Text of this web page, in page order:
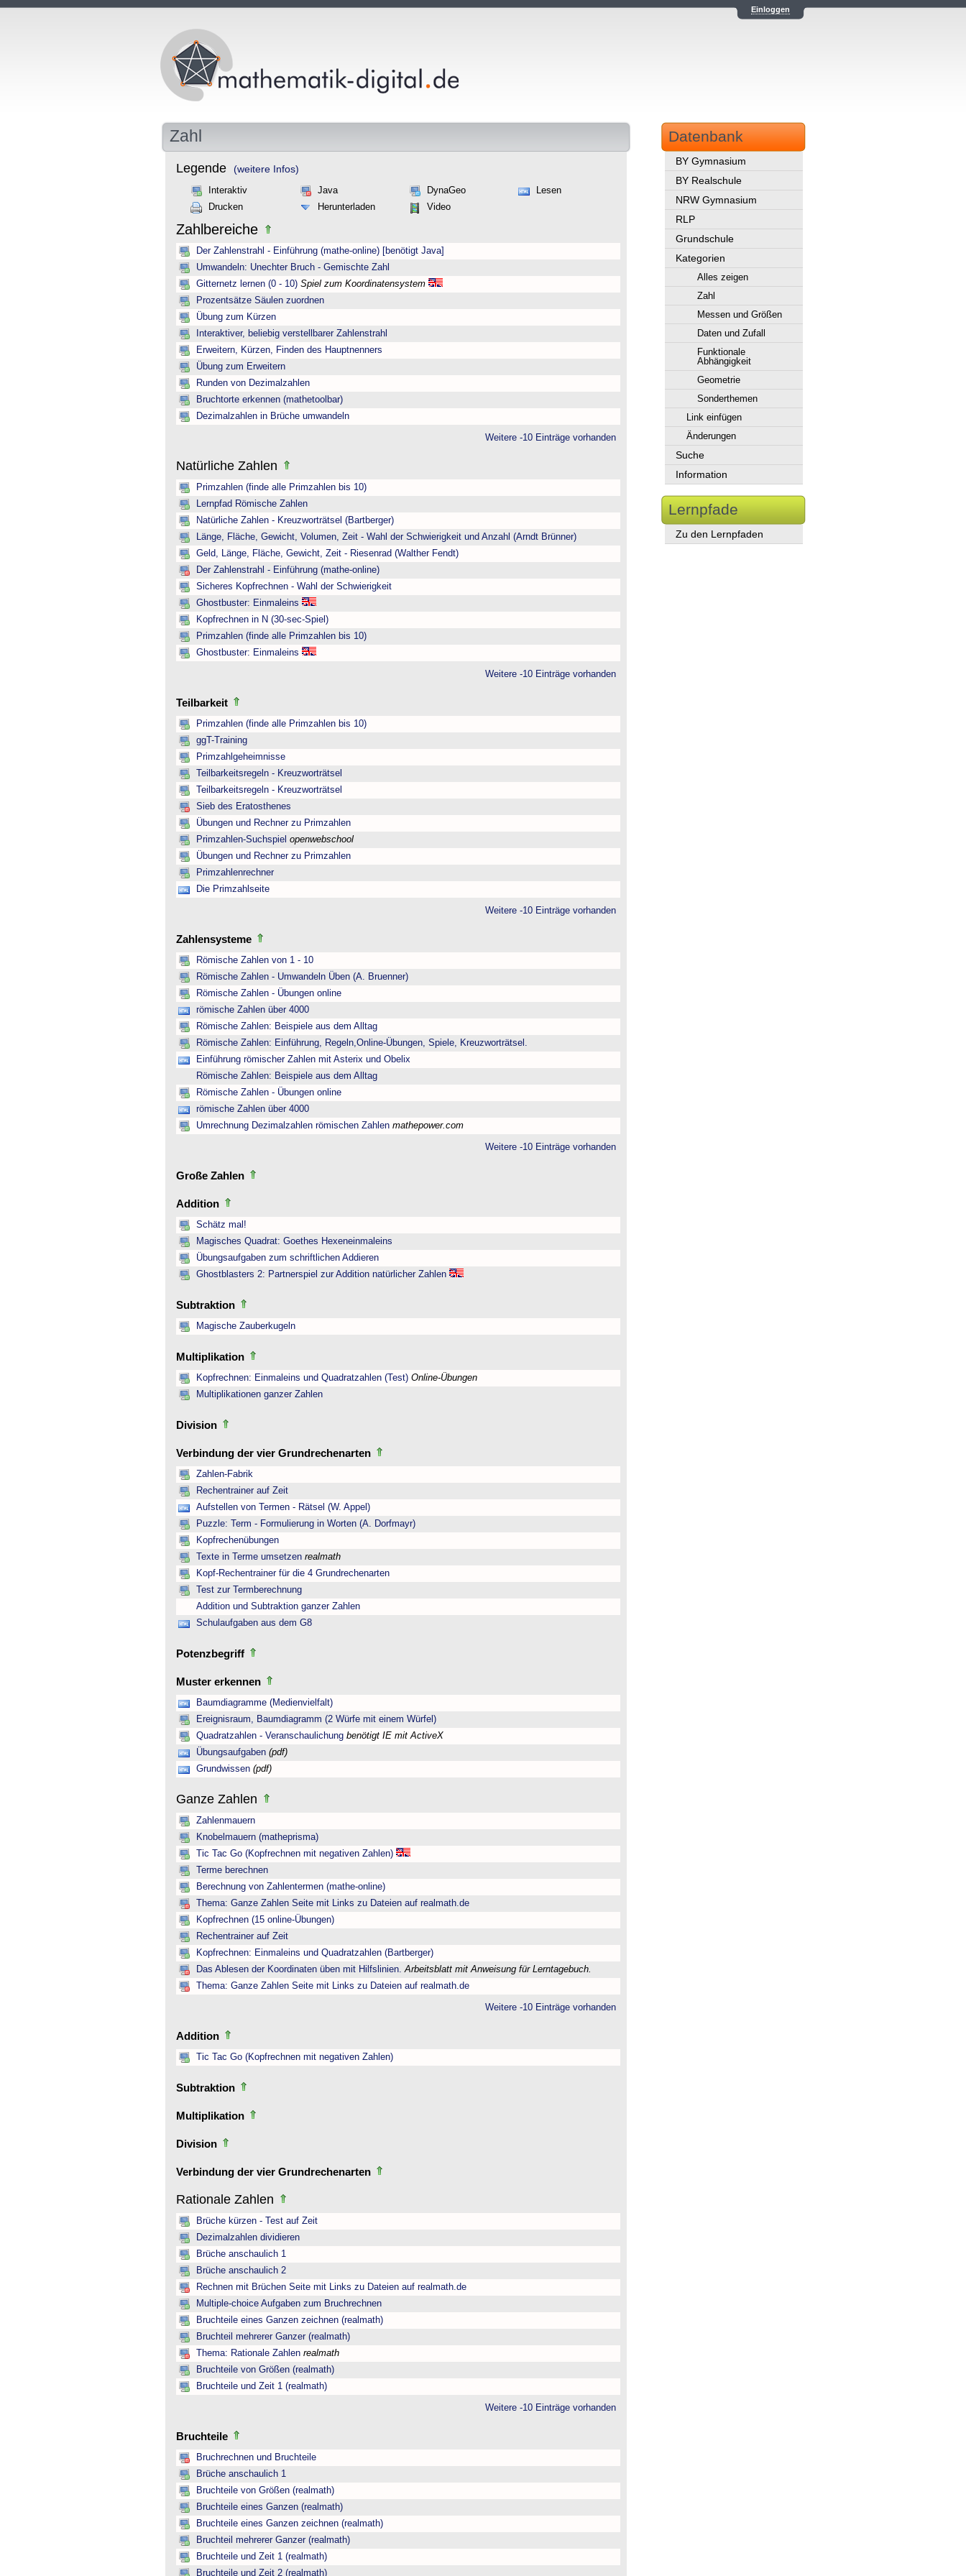
Einloggen
Zahl
Legende (weitere Infos)
Interaktiv Java DynaGeo
Lesen
Drucken
Herunterladen Video
Zahlbereiche
Der Zahlenstrahl - Einführung (mathe-online) [benötigt Java]
Umwandeln: Unechter Bruch - Gemischte Zahl
Gitternetz lernen (0 - 10) Spiel zum Koordinatensystem
Prozentsätze Säulen zuordnen
Übung zum Kürzen
Interaktiver, beliebig verstellbarer Zahlenstrahl
Erweitern, Kürzen, Finden des Hauptnenners
Übung zum Erweitern
Runden von Dezimalzahlen
Bruchtorte erkennen (mathetoolbar)
Dezimalzahlen in Brüche umwandeln
Weitere -10 Einträge vorhanden
Natürliche Zahlen
Primzahlen (finde alle Primzahlen bis 10)
Lernpfad Römische Zahlen
Natürliche Zahlen - Kreuzworträtsel (Bartberger)
Länge, Fläche, Gewicht, Volumen, Zeit - Wahl der Schwierigkeit und Anzahl (Arndt Brünner)
Geld, Länge, Fläche, Gewicht, Zeit - Riesenrad (Walther Fendt)
Der Zahlenstrahl - Einführung (mathe-online)
Sicheres Kopfrechnen - Wahl der Schwierigkeit
Ghostbuster: Einmaleins
Kopfrechnen in N (30-sec-Spiel)
Primzahlen (finde alle Primzahlen bis 10)
Ghostbuster: Einmaleins
Weitere -10 Einträge vorhanden
Teilbarkeit
Primzahlen (finde alle Primzahlen bis 10)
ggT-Training
Primzahlgeheimnisse
Teilbarkeitsregeln - Kreuzworträtsel
Teilbarkeitsregeln - Kreuzworträtsel
Sieb des Eratosthenes
Übungen und Rechner zu Primzahlen
Primzahlen-Suchspiel openwebschool
Übungen und Rechner zu Primzahlen
Primzahlenrechner
Die Primzahlseite
Weitere -10 Einträge vorhanden
Zahlensysteme
Römische Zahlen von 1 - 10
Römische Zahlen - Umwandeln Üben (A. Bruenner)
Römische Zahlen - Übungen online
römische Zahlen über 4000
Römische Zahlen: Beispiele aus dem Alltag
Römische Zahlen: Einführung, Regeln,Online-Übungen, Spiele, Kreuzworträtsel.
Einführung römischer Zahlen mit Asterix und Obelix
Römische Zahlen: Beispiele aus dem Alltag
Römische Zahlen - Übungen online
römische Zahlen über 4000
Umrechnung Dezimalzahlen römischen Zahlen mathepower.com
Weitere -10 Einträge vorhanden
Große Zahlen
Addition
Schätz mal!
Magisches Quadrat: Goethes Hexeneinmaleins
Übungsaufgaben zum schriftlichen Addieren
Ghostblasters 2: Partnerspiel zur Addition natürlicher Zahlen
Subtraktion
Magische Zauberkugeln
Multiplikation
Kopfrechnen: Einmaleins und Quadratzahlen (Test) Online-Übungen
Multiplikationen ganzer Zahlen
Division
Verbindung der vier Grundrechenarten
Zahlen-Fabrik
Rechentrainer auf Zeit
Aufstellen von Termen - Rätsel (W. Appel)
Puzzle: Term - Formulierung in Worten (A. Dorfmayr)
Kopfrechenübungen
Texte in Terme umsetzen realmath
Kopf-Rechentrainer für die 4 Grundrechenarten
Test zur Termberechnung
Addition und Subtraktion ganzer Zahlen
Schulaufgaben aus dem G8
Potenzbegriff
Muster erkennen
Baumdiagramme (Medienvielfalt)
Ereignisraum, Baumdiagramm (2 Würfe mit einem Würfel)
Quadratzahlen - Veranschaulichung benötigt IE mit ActiveX
Übungsaufgaben (pdf)
Grundwissen (pdf)
Ganze Zahlen
Zahlenmauern
Knobelmauern (matheprisma)
Tic Tac Go (Kopfrechnen mit negativen Zahlen)
Terme berechnen
Berechnung von Zahlentermen (mathe-online)
Thema: Ganze Zahlen Seite mit Links zu Dateien auf realmath.de
Kopfrechnen (15 online-Übungen)
Rechentrainer auf Zeit
Kopfrechnen: Einmaleins und Quadratzahlen (Bartberger)
Das Ablesen der Koordinaten üben mit Hilfslinien. Arbeitsblatt mit Anweisung für Lerntagebuch.
Thema: Ganze Zahlen Seite mit Links zu Dateien auf realmath.de
Weitere -10 Einträge vorhanden
Addition
Tic Tac Go (Kopfrechnen mit negativen Zahlen)
Subtraktion
Multiplikation
Division
Verbindung der vier Grundrechenarten
Rationale Zahlen
Brüche kürzen - Test auf Zeit
Dezimalzahlen dividieren
Brüche anschaulich 1
Brüche anschaulich 2
Rechnen mit Brüchen Seite mit Links zu Dateien auf realmath.de
Multiple-choice Aufgaben zum Bruchrechnen
Bruchteile eines Ganzen zeichnen (realmath)
Bruchteil mehrerer Ganzer (realmath)
Thema: Rationale Zahlen realmath
Bruchteile von Größen (realmath)
Bruchteile und Zeit 1 (realmath)
Weitere -10 Einträge vorhanden
Bruchteile
Bruchrechnen und Bruchteile
Brüche anschaulich 1
Bruchteile von Größen (realmath)
Bruchteile eines Ganzen (realmath)
Bruchteile eines Ganzen zeichnen (realmath)
Bruchteil mehrerer Ganzer (realmath)
Bruchteile und Zeit 1 (realmath)
Bruchteile und Zeit 2 (realmath)
Datenbank
BY Gymnasium
BY Realschule
NRW Gymnasium
RLP
Grundschule
Kategorien
Alles zeigen
Zahl
Messen und Größen
Daten und Zufall
Funktionale
Abhängigkeit
Geometrie
Sonderthemen
Link einfügen
Änderungen
Suche
Information
Lernpfade
Zu den Lernpfaden